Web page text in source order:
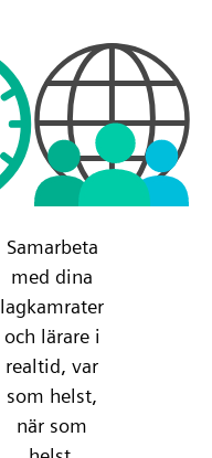
Samarbeta
med dina
lagkamrater
och lärare i
realtid, var
som helst,
när som